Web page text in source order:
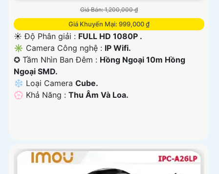
Giá Bán: 1,200,000 ₫
Giá Khuyến Mại: 999,000 ₫
☀️ Độ Phân giải : FULL HD 1080P .
✳️ Camera Công nghệ : IP Wifi.
✪ Tầm Nhìn Ban Đêm : Hồng Ngoại 10m Hồng
Ngoại SMD.
❄ Loại Camera Cube.
️💮 Khả Năng : Thu Âm Và Loa.